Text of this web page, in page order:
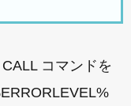
コマンドを